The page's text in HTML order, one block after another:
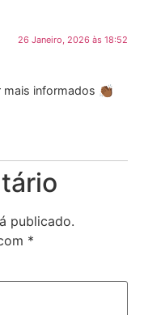
26 Janeiro, 2026 às 18:52
informados 👏🏾
publicado.
*